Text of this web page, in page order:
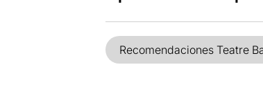
Recomendaciones Teatre